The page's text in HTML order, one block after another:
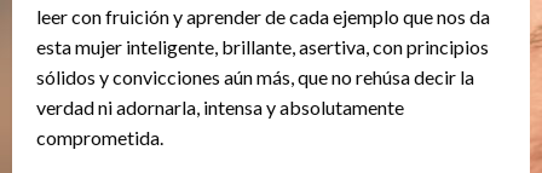
leer con fruición y aprender de cada ejemplo que nos da
esta mujer inteligente, brillante, asertiva, con principios
sólidos y convicciones aún más, que no rehúsa decir la
verdad ni adornarla, intensa y absolutamente
comprometida.